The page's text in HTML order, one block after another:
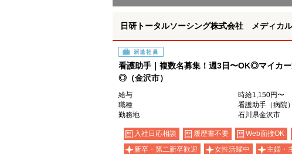
日研トータルソーシング株式会社 メディカ
派遣社員
看護助手｜複数名募集！週3日〜OK◎マイカ
◎（金沢市）
給与
時給1,150円〜
職種
看護助手（病院）
勤務地
石川県金沢市
入社日応相談 履歴書不要 Web面接OK
新卒・第二新卒歓迎
女性活躍中 主婦・